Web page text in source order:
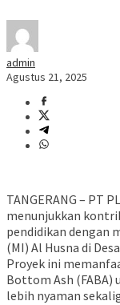
admin
Agustus 21, 2025
TANGERANG – PT
menunjukkan
pendidikan dengan
(MI) Al Husna di
Proyek ini
Bottom Ash (FABA)
lebih nyaman